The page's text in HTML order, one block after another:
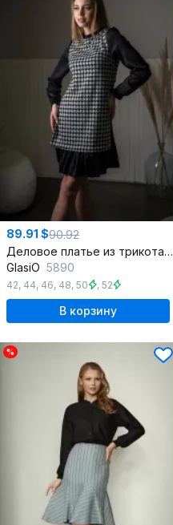
89.91 $90.92
Деловое платье из трикотажа с шелковыми вставками
GlasiO 5890
42, 44, 46, 48, 50 , 52
В корзину
%